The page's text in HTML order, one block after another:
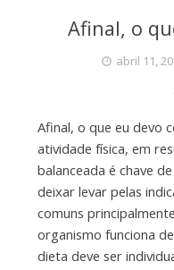
Afinal, o
abril 11,
Afinal, o que eu devo
atividade física, em
balanceada é chave
deixar levar pelas
comuns
organismo funciona
dieta deve ser